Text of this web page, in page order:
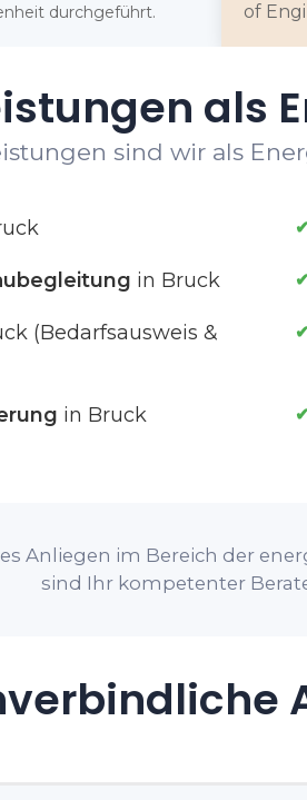
durchgeführt.
of
als
sind wir als
in Bruck
(Bedarfsausweis &
in Bruck
Anliegen im Bereich der
sind Ihr kompetenter